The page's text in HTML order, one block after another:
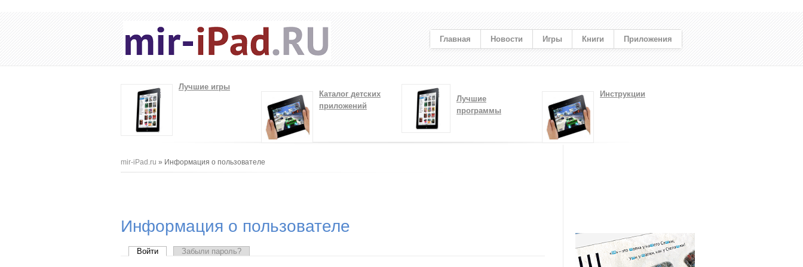
Главная Новости Игры Книги Приложения
Лучшие игры
Каталог детских
приложений
Лучшие
программы
Инструкции
Вы здесь
mir-iPad.ru » Информация о пользователе
Информация о пользователе
Главные вкладки
Войти (активная вкладка)
Забыли пароль?